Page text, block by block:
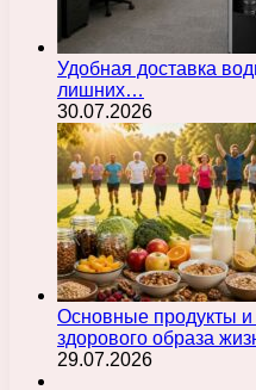
Удобная доставка
лишних…
30.07.2026
Основные продукты
здорового образа
29.07.2026